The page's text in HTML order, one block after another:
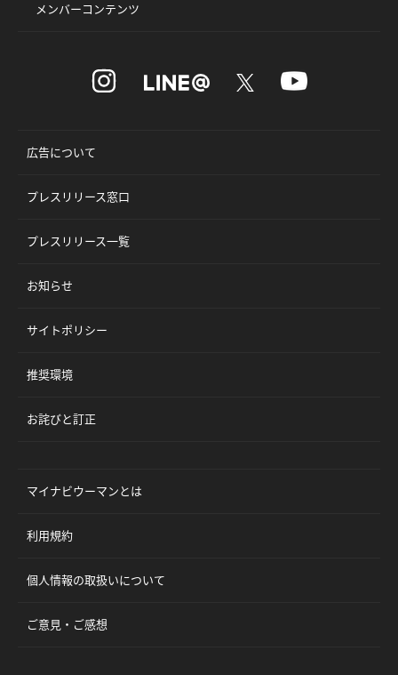
メンバーコンテンツ
広告について
プレスリリース窓口
プレスリリース一覧
お知らせ
サイトポリシー
推奨環境
お詫びと訂正
マイナビウーマンとは
利用規約
個人情報の取扱いについて
ご意見・ご感想